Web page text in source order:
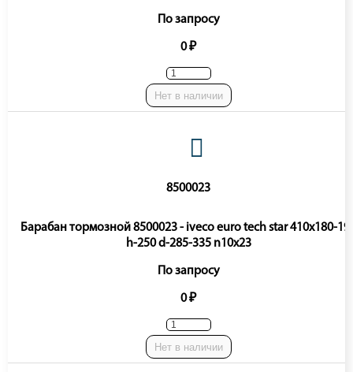
По запросу
0 ₽
Нет в наличии
8500023
Барабан тормозной 8500023 - iveco euro tech star 410x180-
h-250 d-285-335 n10x23
По запросу
0 ₽
Нет в наличии